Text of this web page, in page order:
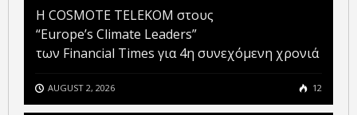
Η COSMOTE TELEKOM στους
“Europe’s Climate Leaders”
των Financial Times για 4η συνεχόμενη χρονιά
AUGUST 2, 2026 12